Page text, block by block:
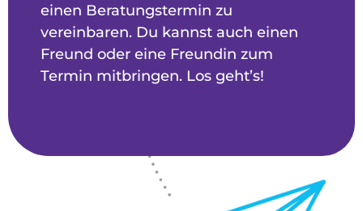
einen Beratungstermin zu
vereinbaren. Du kannst auch einen
Freund oder eine Freundin zum
Termin mitbringen. Los geht’s!